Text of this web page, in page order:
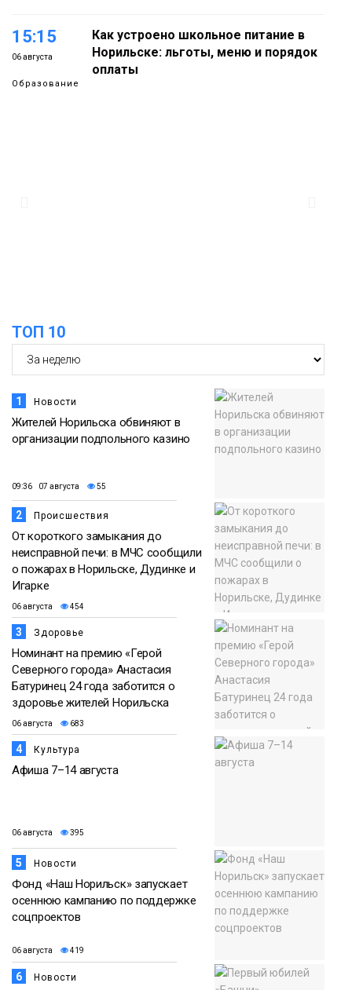
15:15
06 августа
Образование
Как устроено школьное питание в
Норильске: льготы, меню и порядок
оплаты
13:10
06 августа
ТОП 10
1 Новости
Жителей Норильска обвиняют в
организации подпольного казино
09:36 07 августа 55
2 Происшествия
От короткого замыкания до
неисправной печи: в МЧС сообщили
о пожарах в Норильске, Дудинке и
Игарке
06 августа 454
3 Здоровье
Номинант на премию «Герой
Северного города» Анастасия
Батуринец 24 года заботится о
здоровье жителей Норильска
06 августа 683
4 Культура
Афиша 7–14 августа
06 августа 395
5 Новости
Фонд «Наш Норильск» запускает
осеннюю кампанию по поддержке
соцпроектов
06 августа 419
6 Новости